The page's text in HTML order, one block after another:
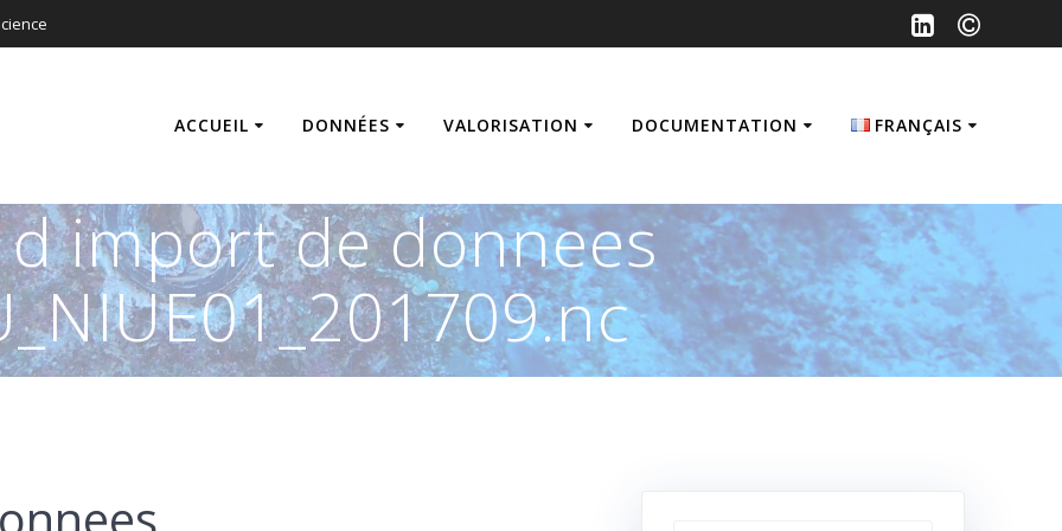
ACCUEIL DONNÉES VALORISATION DOCUMENTATION FRANÇAIS
English
d import de donnees